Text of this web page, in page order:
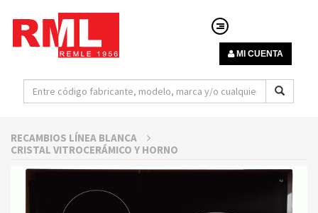
MI CUENTA
RECAMBIOS LÍNEA BLANCA
CRISTAL VITROCERÁMICO Y HORNO